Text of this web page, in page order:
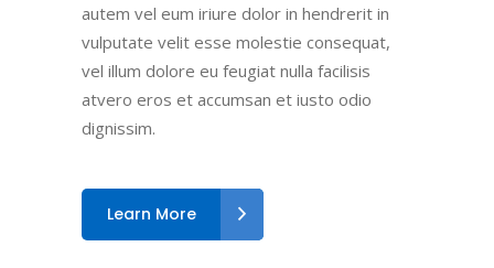
autem vel eum iriure dolor in hendrerit in
vulputate velit esse molestie consequat,
vel illum dolore eu feugiat nulla facilisis
atvero eros et accumsan et iusto odio
dignissim.
Learn More